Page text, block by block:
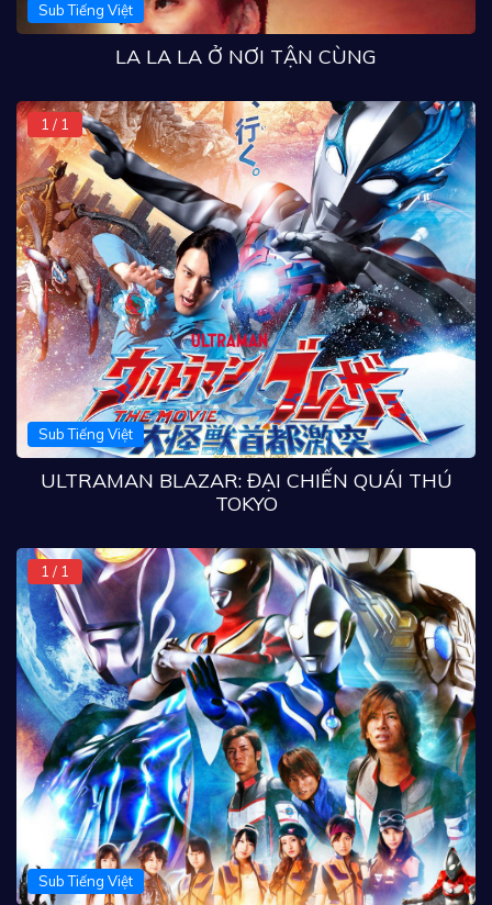
Sub Tiếng Việt
LA LA LA Ở NƠI TẬN CÙNG
1 / 1
Sub Tiếng Việt
ULTRAMAN BLAZAR: ĐẠI CHIẾN QUÁI THÚ
TOKYO
1 / 1
Sub Tiếng Việt